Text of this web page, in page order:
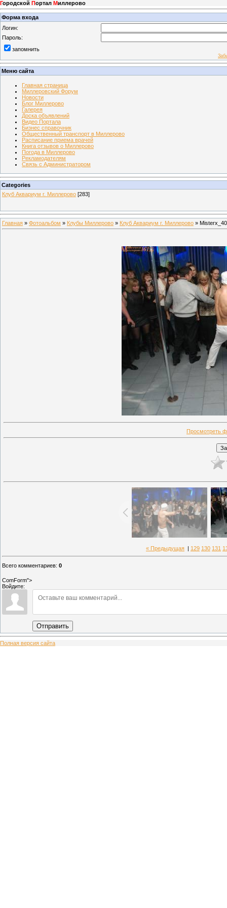
Городской Портал Миллерово
Форма входа
Логин:
Пароль:
запомнить
Меню сайта
Главная страница
Миллеровский Форум
Новости
Блог Миллерово
Галерея
Доска объявлений
Видео Портала
Бизнес справочник
Общественный транспорт в Миллерово
Расписание приема врачей
Книга отзывов о Миллерово
Погода в Миллерово
Рекламодателям
Связь с Администратором
Categories
Клуб Аквариум г. Миллерово [283]
Главная » Фотоальбом » Клубы Миллерово » Клуб Аквариум г. Миллерово » Misterx_40
Просмотреть
« Предыдущая 129 130 131
Всего комментариев: 0
ComForm">
Войдите:
Отправить
Полная версия сайта